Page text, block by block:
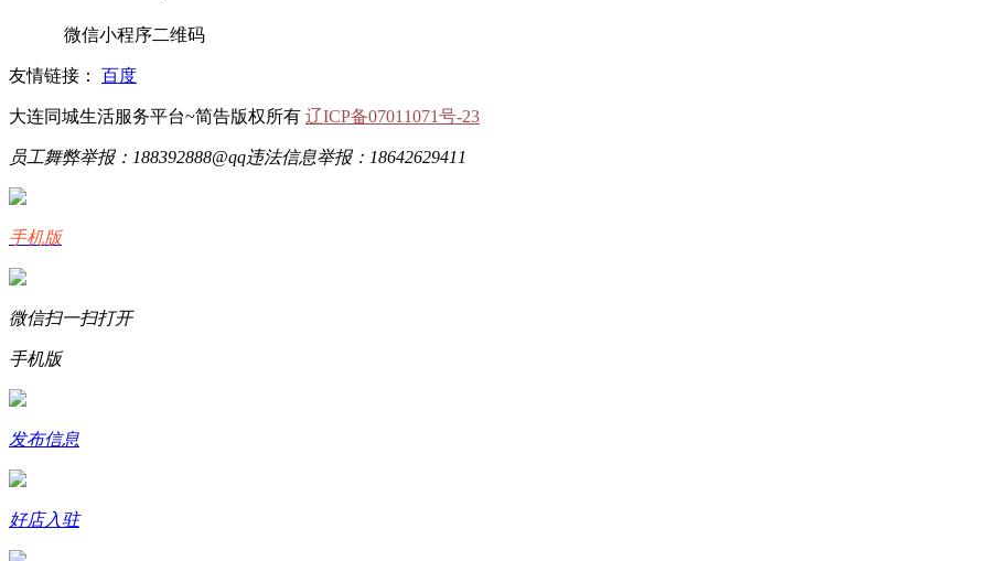
微信小程序二维码
友情链接： 百度
大连同城生活服务平台~简告版权所有 辽ICP备07011071号-23
员工舞弊举报：188392888@qq违法信息举报：18642629411
手机版
微信扫一扫打开
手机版
发布信息
好店入驻